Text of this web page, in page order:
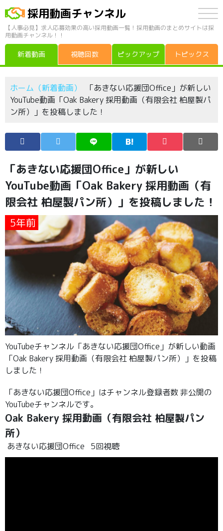
採用動画チャンネル
【人事必見】求人応募効果の高い採用動画一覧！採用動画のまとめサイトは採
用動画チャンネル！！
新着動画 視聴回数 ピックアップ トピックス
ホーム（新着動画）
「あきない応援団Office」が新しい
YouTube動画「Oak Bakery 採用動画（有限会社 柏屋製パ
ン所）」を投稿しました！
「あきない応援団Office」が新しい
YouTube動画「Oak Bakery 採用動画（有
限会社 柏屋製パン所）」を投稿しました！
5年前
YouTubeチャンネル「あきない応援団Office」が新しい動画
「Oak Bakery 採用動画（有限会社 柏屋製パン所）」を投稿
しました！
「あきない応援団Office」はチャンネル登録者数 非公開の
YouTubeチャンネルです。
Oak Bakery 採用動画（有限会社 柏屋製パン
所）
あきない応援団Office 5回視聴